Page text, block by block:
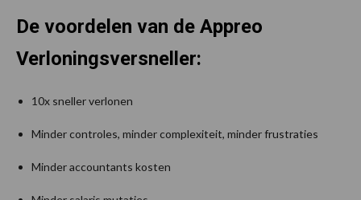
De voordelen van de Appreo
Verloningsversneller:
10x sneller verlonen
Minder controles, minder complexiteit, minder frustraties
Minder accountants kosten